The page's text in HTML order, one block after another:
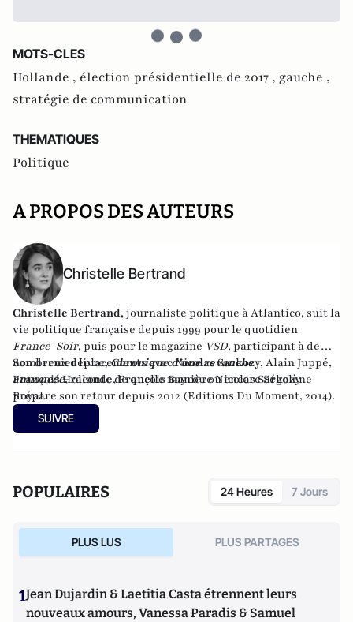
MOTS-CLES
Hollande , élection présidentielle de 2017 , gauche ,
stratégie de communication
THEMATIQUES
Politique
A PROPOS DES AUTEURS
Christelle Bertrand
Christelle Bertrand, journaliste politique à Atlantico, suit la
vie politique française depuis 1999 pour le quotidien
France-Soir, puis pour le magazine VSD, participant à de
nombreux déplacements avec Nicolas Sarkozy, Alain Juppé,
François Hollande, François Bayrou ou encore Ségolène
Royal.
Son dernier livre,Chronique d'une revanche
annoncée,raconte de quelle manière Nicolas Sarkozy
prépare son retour depuis 2012 (Editions Du Moment, 2014).
SUIVRE
POPULAIRES 24 Heures 7 Jours
PLUS LUS PLUS PARTAGES
1Jean Dujardin & Laetitia Casta étrennent leurs
nouveaux amours, Vanessa Paradis & Samuel